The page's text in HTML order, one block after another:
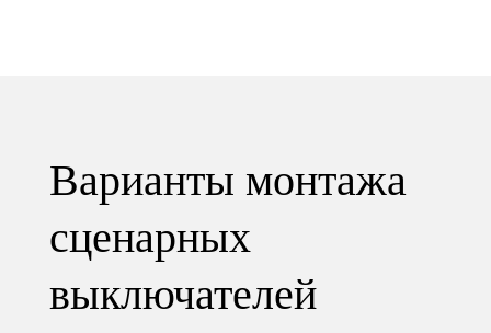
Варианты монтажа
сценарных
выключателей